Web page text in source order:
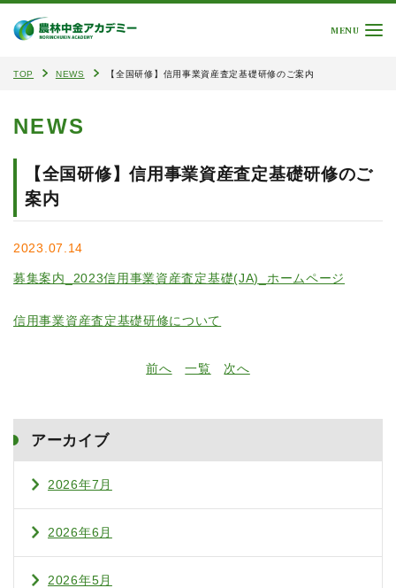
MENU
TOP NEWS 【全国研修】信用事業資産査定基礎研修のご案内
NEWS
【全国研修】信用事業資産査定基礎研修のご
案内
2023.07.14
募集案内_2023信用事業資産査定基礎(JA)_ホームページ
信用事業資産査定基礎研修について
前へ 一覧 次へ
アーカイブ
2026年7月
2026年6月
2026年5月